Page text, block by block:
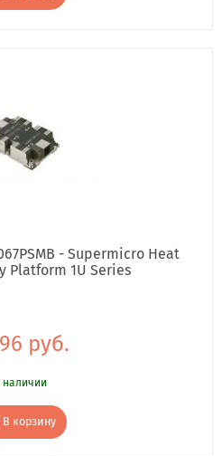
- Supermicro Heat
Platform 1U Series
руб.
наличии
В корзину